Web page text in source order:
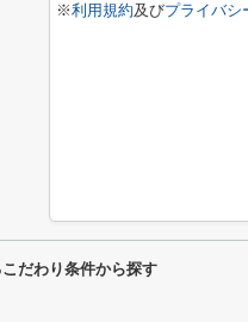
※利用規約及びプライバシ
だわり条件から探す